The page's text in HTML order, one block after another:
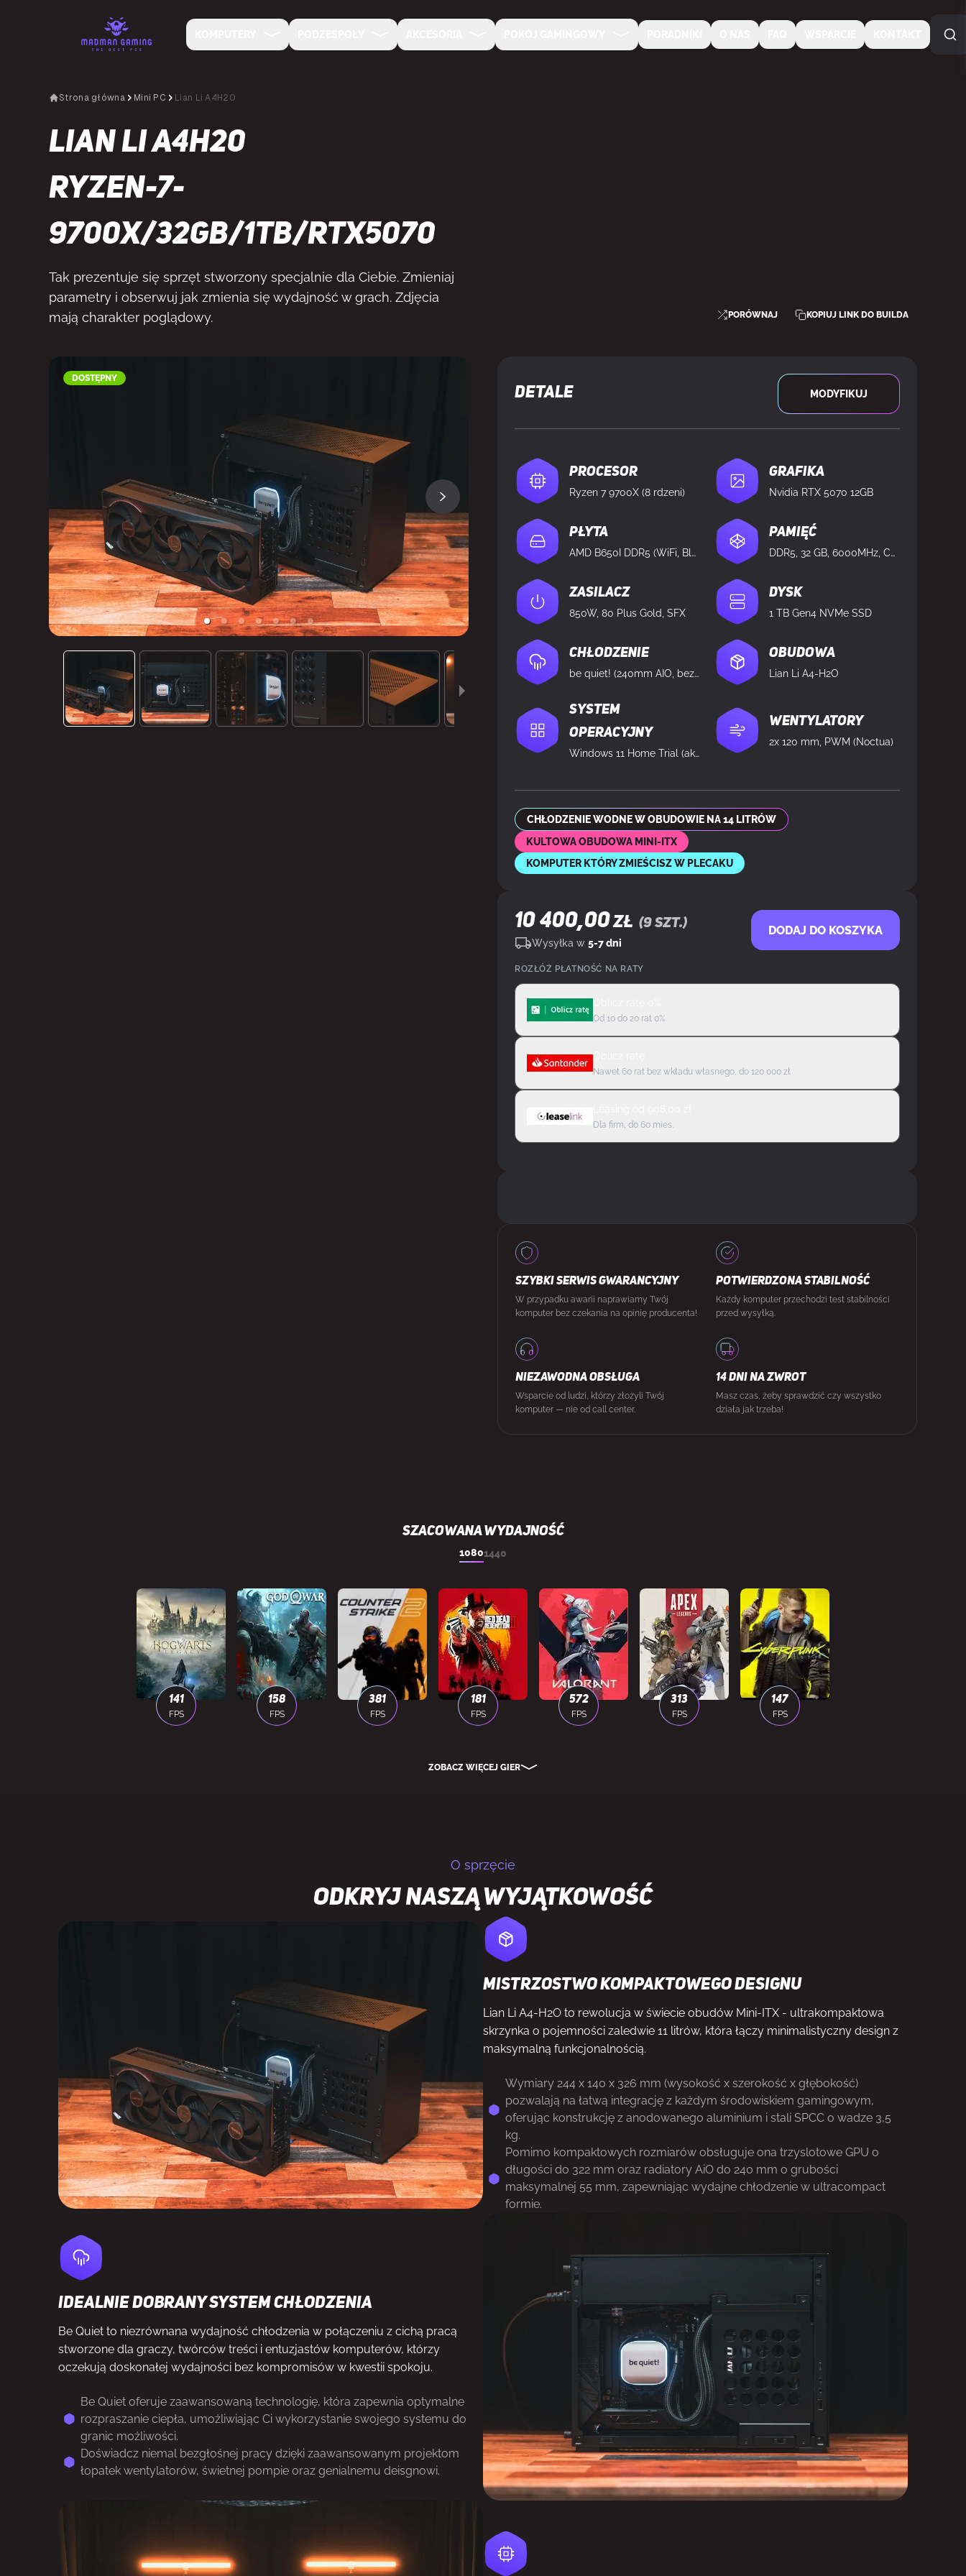
Strona główna Mini PC Lian Li A4H20
Lian Li A4H20
Ryzen-7-
9700X/32GB/1TB/RTX5070
Tak prezentuje się sprzęt stworzony specjalnie dla Ciebie. Zmieniaj
parametry i obserwuj jak zmienia się wydajność w grach. Zdjęcia
mają charakter poglądowy.
PORÓWNAJ KOPIUJ LINK DO BUILDA
DOSTĘPNY
DETALE MODYFIKUJ
Procesor
Ryzen 7 9700X (8 rdzeni)
Grafika
Nvidia RTX 5070 12GB
Płyta
AMD B650I DDR5 (WiFi, Bluetooth)
Pamięć
DDR5, 32 GB, 6000MHz, CL32
Zasilacz
850W, 80 Plus Gold, SFX
Dysk
1 TB Gen4 NVMe SSD
Chłodzenie
be quiet! (240mm AIO, bez podświetlenia, wodne)
Obudowa
Lian Li A4-H2O
System
operacyjny
Windows 11 Home Trial (aktywacja po stronie klienta)
Wentylatory
2x 120 mm, PWM (Noctua)
CHŁODZENIE WODNE W OBUDOWIE NA 14 LITRÓW
KULTOWA OBUDOWA MINI-ITX
KOMPUTER KTÓRY ZMIEŚCISZ W PLECAKU
10 400,00ZŁ (9 szt.)
Wysyłka w 5-7 dni
DODAJ DO KOSZYKA
ROZŁÓŻ PŁATNOŚĆ NA RATY
Od 10 do 20 rat 0%
Nawet 60 rat bez wkładu własnego, do 120 000 zł
Dla firm, do 60 mies.
SZYBKI SERWIS GWARANCYJNY
W przypadku awarii naprawiamy Twój
komputer bez czekania na opinię producenta!
POTWIERDZONA STABILNOŚĆ
Każdy komputer przechodzi test stabilności
przed wysyłką.
NIEZAWODNA OBSŁUGA
Wsparcie od ludzi, którzy złożyli Twój
komputer — nie od call center.
14 DNI NA ZWROT
Masz czas, żeby sprawdzić czy wszystko
działa jak trzeba!
SZACOWANA WYDAJNOŚĆ
10801440
141
FPS
158
FPS
381
FPS
181
FPS
572
FPS
313
FPS
147
FPS
ZOBACZ WIĘCEJ GIER
O sprzęcie
Odkryj naszą wyjątkowość
Mistrzostwo kompaktowego designu
Lian Li A4-H2O to rewolucja w świecie obudów Mini-ITX - ultrakompaktowa
skrzynka o pojemności zaledwie 11 litrów, która łączy minimalistyczny design z
maksymalną funkcjonalnością.
Wymiary 244 x 140 x 326 mm (wysokość x szerokość x głębokość)
pozwalają na łatwą integrację z każdym środowiskiem gamingowym,
oferując konstrukcję z anodowanego aluminium i stali SPCC o wadze 3,5
kg.
Pomimo kompaktowych rozmiarów obsługuje ona trzyslotowe GPU o
długości do 322 mm oraz radiatory AiO do 240 mm o grubości
maksymalnej 55 mm, zapewniając wydajne chłodzenie w ultracompact
formie.
Idealnie dobrany system chłodzenia
Be Quiet to niezrównana wydajność chłodzenia w połączeniu z cichą pracą
stworzone dla graczy, twórców treści i entuzjastów komputerów, którzy
oczekują doskonałej wydajności bez kompromisów w kwestii spokoju.
Be Quiet oferuje zaawansowaną technologię, która zapewnia optymalne
rozpraszanie ciepła, umożliwiając Ci wykorzystanie swojego systemu do
granic możliwości.
Doświadcz niemal bezgłośnej pracy dzięki zaawansowanym projektom
łopatek wentylatorów, świetnej pompie oraz genialnemu deisgnowi.